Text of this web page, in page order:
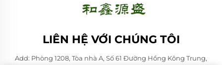
LIÊN HỆ VỚI CHÚNG TÔI
Add: Phòng 1208, Tòa nhà A, Số 61 Đường Hồng Kông Trung,